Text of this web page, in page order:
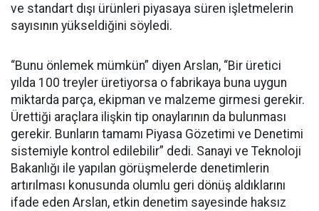
ve standart dışı ürünleri piyasaya süren işletmelerin
sayısının yükseldiğini söyledi.
“Bunu önlemek mümkün” diyen Arslan, “Bir üretici
yılda 100 treyler üretiyorsa o fabrikaya buna uygun
miktarda parça, ekipman ve malzeme girmesi gerekir.
Ürettiği araçlara ilişkin tip onaylarının da bulunması
gerekir. Bunların tamamı Piyasa Gözetimi ve Denetimi
sistemiyle kontrol edilebilir” dedi. Sanayi ve Teknoloji
Bakanlığı ile yapılan görüşmelerde denetimlerin
artırılması konusunda olumlu geri dönüş aldıklarını
ifade eden Arslan, etkin denetim sayesinde haksız